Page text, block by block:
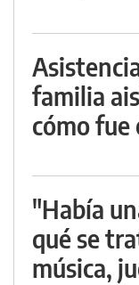
familia
cómo
"Había
qué se
música,